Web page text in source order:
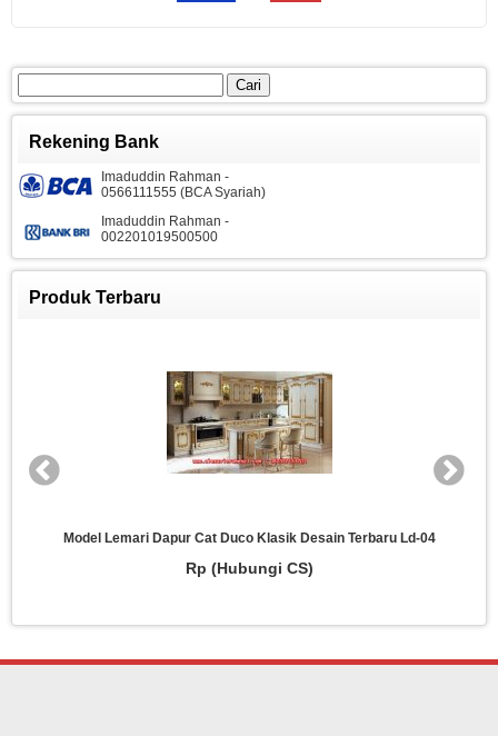
untuk:
Rekening Bank
Imaduddin Rahman -
0566111555 (BCA Syariah)
Imaduddin Rahman -
002201019500500
Produk Terbaru
Model Lemari Dapur Cat Duco Klasik Desain Terbaru Ld-04
Rp (Hubungi CS)